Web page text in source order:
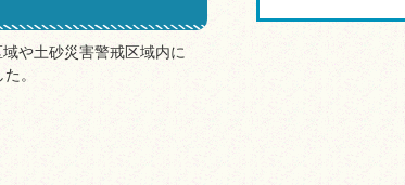
や土砂災害警戒区域内に
。